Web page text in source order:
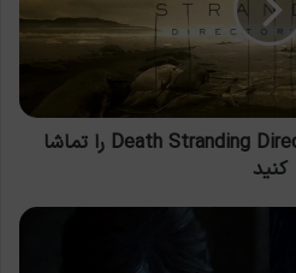
همه‌ی تریلرهای Death Stranding Director's Cut را تماشا
کنید